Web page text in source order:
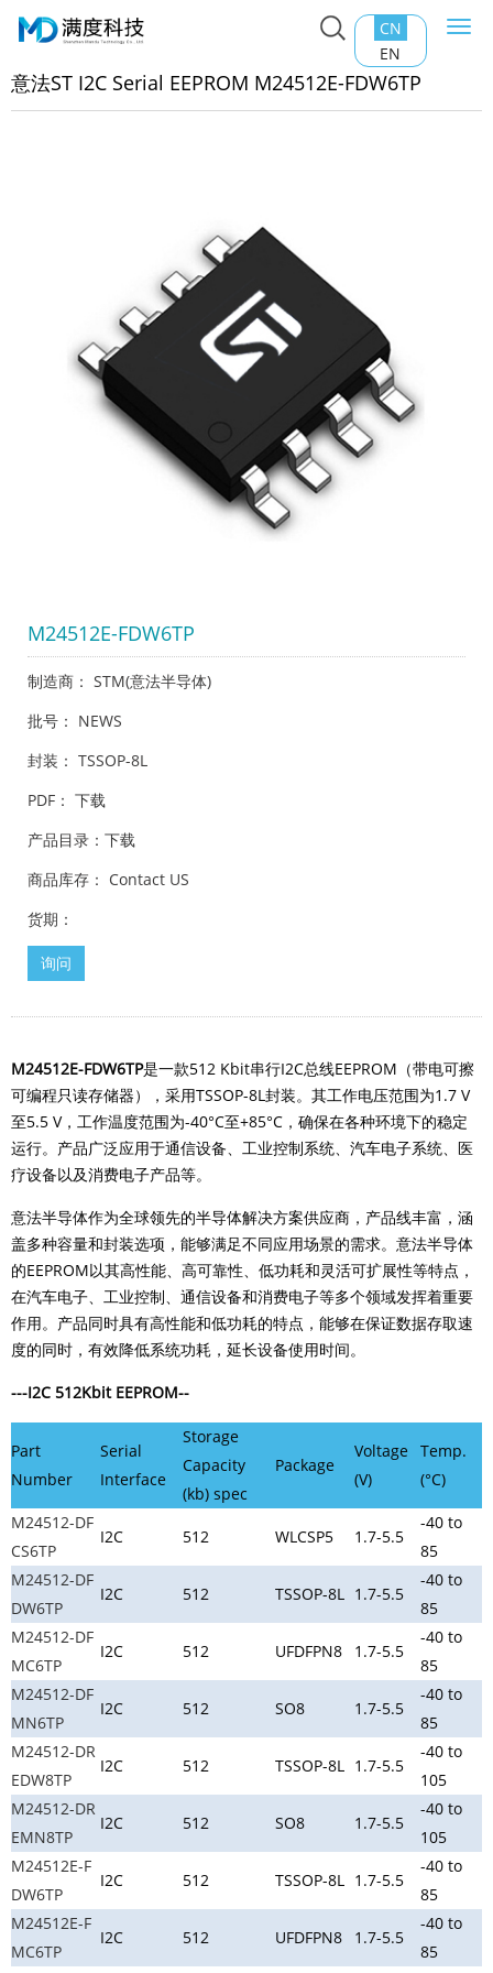
CN
EN
主页>产品中心>EEPROM
意法ST I2C Serial EEPROM
意法ST I2C Serial EEPROM M24512E-FDW6TP
M24512E-FDW6TP
制造商： STM(意法半导体)
批号： NEWS
封装： TSSOP-8L
PDF： 下载
产品目录： 下载
商品库存： Contact US
货期：
询问
M24512E-FDW6TP是一款512 Kbit串行I2C总线EEPROM（带电可擦
可编程只读存储器），采用TSSOP-8L封装。 其工作电压范围为1.7 V
至5.5 V，工作温度范围为-40°C至+85°C，确保在各种环境下的稳定
运行。产品广泛应用于通信设备、工业控制系统、汽车电子系统、医
疗设备以及消费电子产品等。
意法半导体作为全球领先的半导体解决方案供应商，产品线丰富，涵
盖多种容量和封装选项，能够满足不同应用场景的需求。意法半导体
的EEPROM以其高性能、高可靠性、低功耗和灵活可扩展性等特点，
在汽车电子、工业控制、通信设备和消费电子等多个领域发挥着重要
作用。产品同时具有高性能和低功耗的特点，能够在保证数据存取速
度的同时，有效降低系统功耗，延长设备使用时间。
---I2C 512Kbit EEPROM--
Part
Number
Serial
Interface
Storage
Capacity
(kb) spec
Package
Voltage
(V)
Temp.
(°C)
M24512-DF
CS6TP
I2C 512 WLCSP5 1.7-5.5
-40 to
85
M24512-DF
DW6TP
I2C 512 TSSOP-8L 1.7-5.5
-40 to
85
M24512-DF
MC6TP
I2C 512 UFDFPN8 1.7-5.5
-40 to
85
M24512-DF
MN6TP
I2C 512 SO8 1.7-5.5
-40 to
85
M24512-DR
EDW8TP
I2C 512 TSSOP-8L 1.7-5.5
-40 to
105
M24512-DR
EMN8TP
I2C 512 SO8 1.7-5.5
-40 to
105
M24512E-F
DW6TP
I2C 512 TSSOP-8L 1.7-5.5
-40 to
85
M24512E-F
MC6TP
I2C 512 UFDFPN8 1.7-5.5
-40 to
85